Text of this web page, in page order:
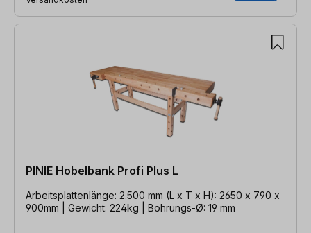
PINIE Hobelbank Profi Plus L
Arbeitsplattenlänge: 2.500 mm (L x T x H): 2650 x 790 x
900mm | Gewicht: 224kg | Bohrungs-Ø: 19 mm